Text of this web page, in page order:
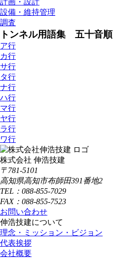
計画・設計
設備・維持管理
調査
トンネル用語集 五十音順
ア行
カ行
サ行
タ行
ナ行
ハ行
マ行
ヤ行
ラ行
ワ行
株式会社 伸浩技建
〒781-5101
高知県高知市布師田391番地2
TEL：088-855-7029
FAX：088-855-7523
お問い合わせ
伸浩技建について
理念・ミッション・ビジョン
代表挨拶
会社概要